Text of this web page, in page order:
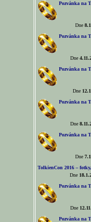
Pozvánka na
Dne
Pozvánka na
Dne
Pozvánka na
Dne
Pozvánka na
Dne
Pozvánka na
Dne
TolkienCon 2016 –
Dne
Pozvánka na
Dne
Pozvánka na